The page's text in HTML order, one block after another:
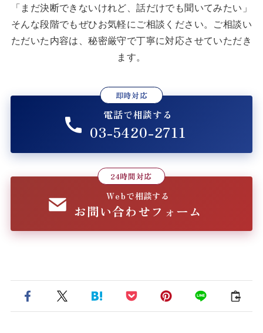
「まだ決断できないけれど、話だけでも聞いてみたい」
そんな段階でもぜひお気軽にご相談ください。 ご相談い
ただいた内容は、秘密厳守で丁寧に対応させていただき
ます。
即時対応
電話で相談する
03-5420-2711
24時間対応
Webで相談する
お問い合わせフォーム